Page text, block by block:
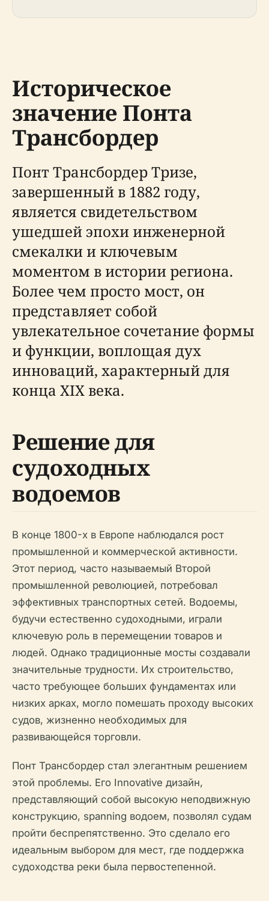
Историческое
значение Понта
Трансбордер
Понт Трансбордер Тризе,
завершенный в 1882 году,
является свидетельством
ушедшей эпохи инженерной
смекалки и ключевым
моментом в истории региона.
Более чем просто мост, он
представляет собой
увлекательное сочетание формы
и функции, воплощая дух
инноваций, характерный для
конца XIX века.
Решение для
судоходных
водоемов
В конце 1800-х в Европе наблюдался рост
промышленной и коммерческой активности.
Этот период, часто называемый Второй
промышленной революцией, потребовал
эффективных транспортных сетей. Водоемы,
будучи естественно судоходными, играли
ключевую роль в перемещении товаров и
людей. Однако традиционные мосты создавали
значительные трудности. Их строительство,
часто требующее больших фундаментах или
низких арках, могло помешать проходу высоких
судов, жизненно необходимых для
развивающейся торговли.
Понт Трансбордер стал элегантным решением
этой проблемы. Его Innovative дизайн,
представляющий собой высокую неподвижную
конструкцию, spanning водоем, позволял судам
пройти беспрепятственно. Это сделало его
идеальным выбором для мест, где поддержка
судоходства реки была первостепенной.